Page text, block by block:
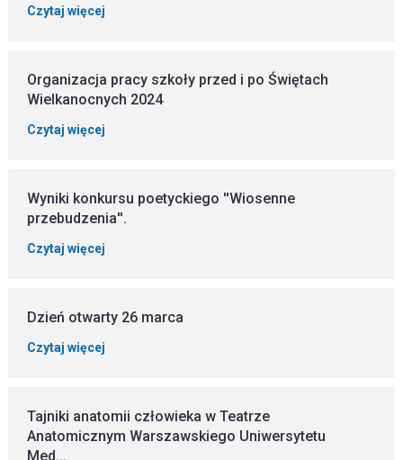
Czytaj więcej
Organizacja pracy szkoły przed i po Świętach
Wielkanocnych 2024
Czytaj więcej
Wyniki konkursu poetyckiego ''Wiosenne
przebudzenia''.
Czytaj więcej
Dzień otwarty 26 marca
Czytaj więcej
Tajniki anatomii człowieka w Teatrze
Anatomicznym Warszawskiego Uniwersytetu
Med...